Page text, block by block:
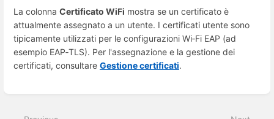
La colonna Certificato WiFi mostra se un certificato è
attualmente assegnato a un utente. I certificati utente sono
tipicamente utilizzati per le configurazioni Wi‑Fi EAP (ad
esempio EAP‑TLS). Per l'assegnazione e la gestione dei
certificati, consultare Gestione certificati.